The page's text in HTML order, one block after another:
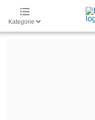
Kategorie